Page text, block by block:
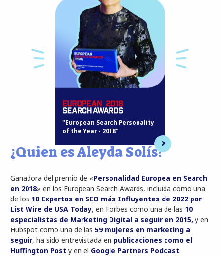
¿Quien es Aleyda Solís?
Ganadora del premio de «Personalidad Europea en Search
en 2018» en los European Search Awards, incluida como una
de los 10 Expertos en SEO más Influyentes de 2022 por
List Wire de USA Today, en Forbes como una de las 10
especialistas de Marketing Digital a seguir en 2015, y en
Hubspot como una de las 59 mujeres en marketing a
seguir, ha sido entrevistada en publicaciones como el
Huffington Post y en el Google Partners Podcast.
"European Search Personality
of the Year - 2018"